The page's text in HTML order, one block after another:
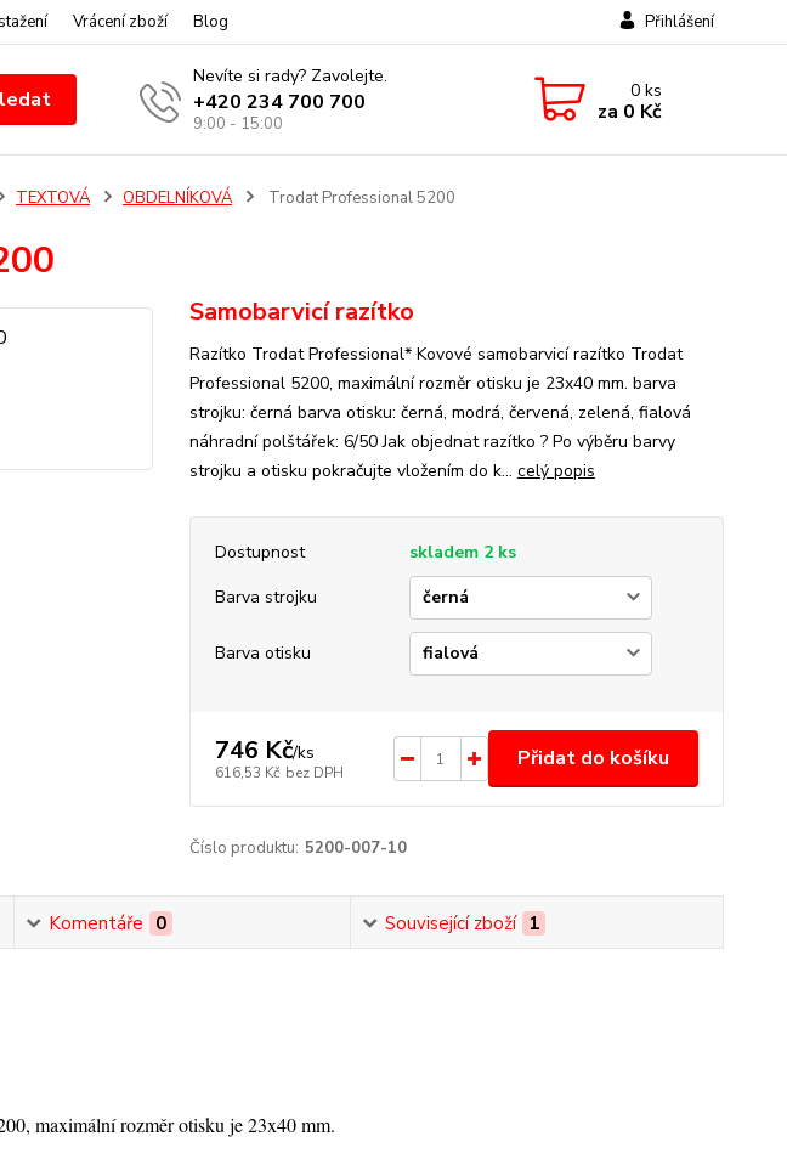
Vrácení zboží Blog Přihlášení
Nevíte si rady? Zavolejte.
+420 234 700 700
9:00 - 15:00
0ks
za 0 Kč
TEXTOVÁ OBDELNÍKOVÁ Trodat Professional 5200
Samobarvicí razítko
Razítko Trodat Professional* Kovové samobarvicí razítko Trodat
Professional 5200, maximální rozměr otisku je 23x40 mm. barva
strojku: černá barva otisku: černá, modrá, červená, zelená, fialová
náhradní polštářek: 6/50 Jak objednat razítko ? Po výběru barvy
strojku a otisku pokračujte vložením do k... celý popis
Dostupnost
skladem 2 ks
Barva strojku
Barva otisku
746 Kč/ks
616,53 Kč bez DPH
Přidat do košíku
Číslo produktu: 5200-007-10
Komentáře 0 Související zboží 1
maximální rozměr otisku je 23x40 mm.